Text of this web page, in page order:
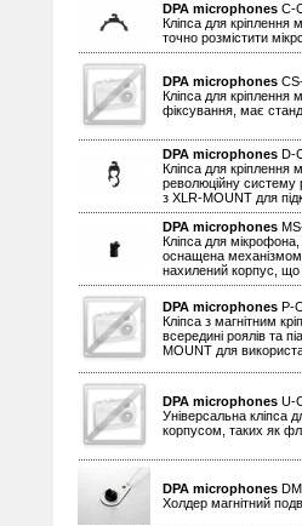
DPA microphones C-
Кліпса для
точно розмістити
DPA microphones
Кліпса для
фіксування, має
DPA microphones D-
Кліпса для
революційну систему
з XLR-MOUNT для
DPA microphones
Кліпса для
оснащена механізмом
нахилений корпус, що
DPA microphones P-
Кліпса з магнітним
всередині роялів та
MOUNT для
DPA microphones U-
Універсальна кліпса
корпусом, таких як
DPA microphones
Холдер магнітний